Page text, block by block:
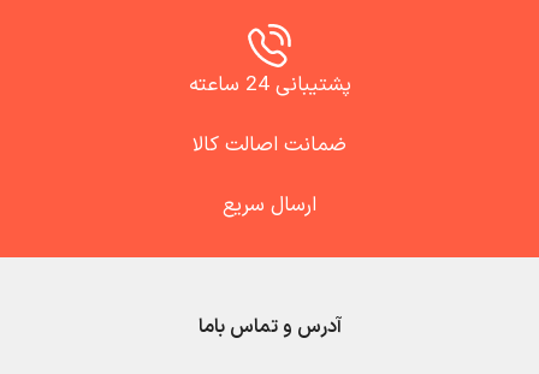
پشتیبانی 24 ساعته
ضمانت اصالت کالا
ارسال سریع
آدرس و تماس باما